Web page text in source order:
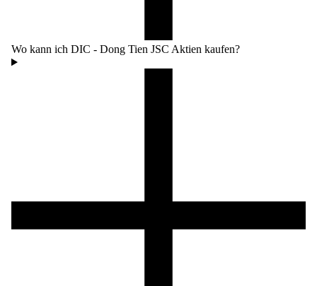
Wo kann ich DIC - Dong Tien JSC Aktien kaufen?